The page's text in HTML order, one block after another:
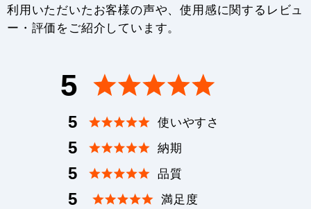
利用いただいたお客様の声や、使用感に関するレビュ
ー・評価をご紹介しています。
5
5 使いやすさ
5 納期
5 品質
5 満足度